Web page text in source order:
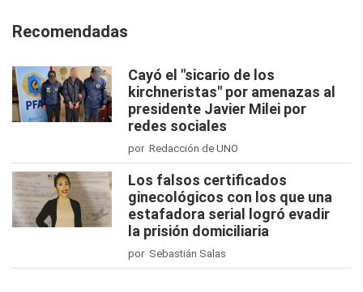
Recomendadas
Cayó el "sicario de los
kirchneristas" por amenazas al
presidente Javier Milei por
redes sociales
por Redacción de UNO
Los falsos certificados
ginecológicos con los que una
estafadora serial logró evadir
la prisión domiciliaria
por Sebastián Salas